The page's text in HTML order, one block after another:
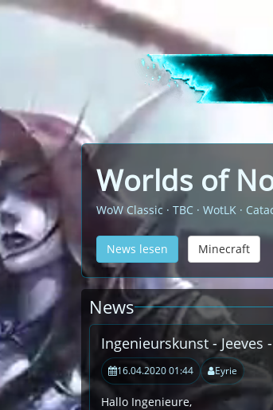
Worlds of
WoW Classic · TBC · WotLK ·
News lesen Minecraft
News
Ingenieurskunst -
16.04.2020 01:44 Eyrie
Hallo Ingenieure,